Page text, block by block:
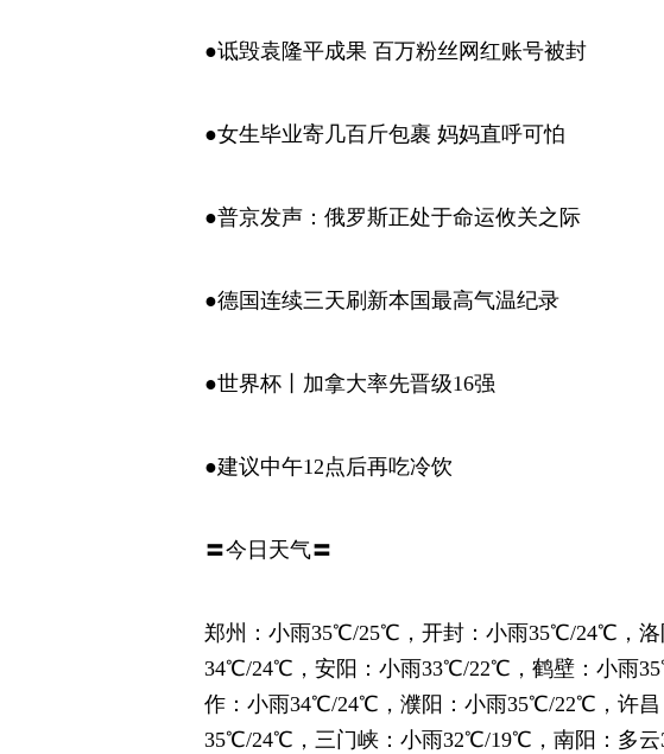
●诋毁袁隆平成果 百万粉丝网红账号被封
●女生毕业寄几百斤包裹 妈妈直呼可怕
●普京发声：俄罗斯正处于命运攸关之际
●德国连续三天刷新本国最高气温纪录
●世界杯丨加拿大率先晋级16强
●建议中午12点后再吃冷饮
〓今日天气〓
郑州：小雨35℃/25℃，开封：小雨35℃/24℃，
34℃/24℃，安阳：小雨33℃/22℃，鹤壁：小雨
作：小雨34℃/24℃，濮阳：小雨35℃/22℃，许
35℃/24℃，三门峡：小雨32℃/19℃，南阳：多